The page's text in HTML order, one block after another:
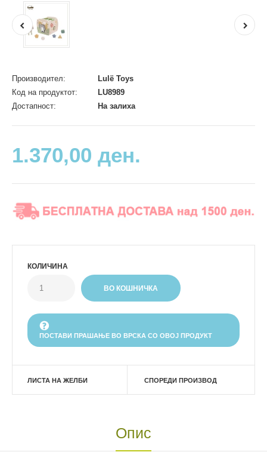
Производител:
Lulë Toys
Код на продуктот:
LU8989
Достапност:
На залиха
1.370,00 ден.
КОЛИЧИНА
ПОСТАВИ ПРАШАЊЕ ВО ВРСКА СО ОВОЈ ПРОДУКТ
ЛИСТА НА ЖЕЛБИ СПОРЕДИ ПРОИЗВОД
Опис